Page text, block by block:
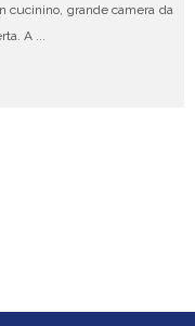
cucinino, grande camera da
A ...